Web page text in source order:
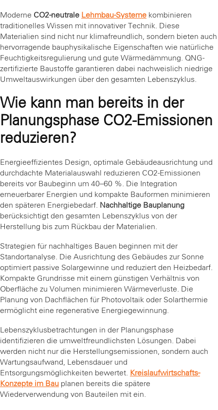
Moderne CO2-neutrale Lehmbau-Systeme kombinieren
traditionelles Wissen mit innovativer Technik. Diese
Materialien sind nicht nur klimafreundlich, sondern bieten auch
hervorragende bauphysikalische Eigenschaften wie natürliche
Feuchtigkeitsregulierung und gute Wärmedämmung. QNG-
zertifizierte Baustoffe garantieren dabei nachweislich niedrige
Umweltauswirkungen über den gesamten Lebenszyklus.
Wie kann man bereits in der
Planungsphase CO2-Emissionen
reduzieren?
Energieeffizientes Design, optimale Gebäudeausrichtung und
durchdachte Materialauswahl reduzieren CO2-Emissionen
bereits vor Baubeginn um 40–60 %. Die Integration
erneuerbarer Energien und kompakte Bauformen minimieren
den späteren Energiebedarf.
Nachhaltige Bauplanung
berücksichtigt den gesamten Lebenszyklus von der
Herstellung bis zum Rückbau der Materialien.
Strategien für nachhaltiges Bauen beginnen mit der
Standortanalyse. Die Ausrichtung des Gebäudes zur Sonne
optimiert passive Solargewinne und reduziert den Heizbedarf.
Kompakte Grundrisse mit einem günstigen Verhältnis von
Oberfläche zu Volumen minimieren Wärmeverluste. Die
Planung von Dachflächen für Photovoltaik oder Solarthermie
ermöglicht eine regenerative Energiegewinnung.
Lebenszyklusbetrachtungen in der Planungsphase
identifizieren die umweltfreundlichsten Lösungen. Dabei
werden nicht nur die Herstellungsemissionen, sondern auch
Wartungsaufwand, Lebensdauer und
Entsorgungsmöglichkeiten bewertet.
Kreislaufwirtschafts-
Konzepte im Bau planen bereits die spätere
Wiederverwendung von Bauteilen mit ein.